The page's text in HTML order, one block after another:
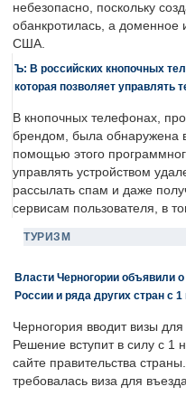
небезопасно, поскольку
обанкротилась, а доменное
США.
Ъ: В российских кнопочных
которая позволяет управлять
В кнопочных телефонах,
брендом, была обнаружена
помощью этого
управлять устройством
рассылать спам и даже
сервисам пользователя, в
ТУРИЗМ
Власти Черногории объявили
России и ряда других стран с 1
Черногория вводит визы
Решение вступит в силу с
сайте правительства
требовалась виза для